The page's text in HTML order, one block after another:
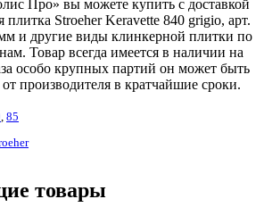
Про» вы можете купить с доставкой
плитка Stroeher Keravette 840 grigio, арт.
и другие виды клинкерной плитки по
Товар всегда имеется в наличии на
особо крупных партий он может быть
производителя в кратчайшие сроки.
85
товары